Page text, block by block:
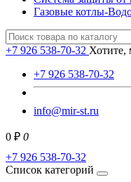
Газовые котлы-
+7 926 538-70-32 Хотите,
+7 926 538-70-32
info@mir-st.ru
0 ₽ 0
+7 926 538-70-32
Список категорий